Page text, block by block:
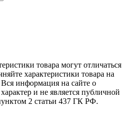
товара могут отличаться
характеристики товара на
информация на сайте о
и не является публичной
2 статьи 437 ГК РФ.